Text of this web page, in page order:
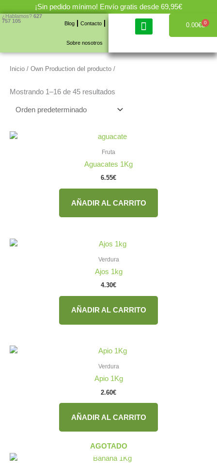
al
¡Sin pedido mínimo! Envío gratis desde 69,95€
¿Hablamos? 627
757 105
Blog Contacto
Sobre nosotros
0.00€ 0
Inicio / Own Production del producto /
Mostrando 1–16 de 45 resultados
Fruta
Aguacates 1Kg
6.55€
AÑADIR AL CARRITO
Verdura
Ajos 1kg
4.30€
AÑADIR AL CARRITO
Verdura
Apio 1Kg
2.60€
AÑADIR AL CARRITO
AGOTADO